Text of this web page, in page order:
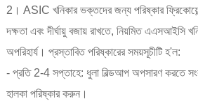
2। ASIC খনিকার ভক্তদের জন্য পরিষ্কার
দক্ষতা এবং দীর্ঘায়ু বজায় রাখতে, নিয়মিত এএসআইসি
অপরিহার্য। প্রস্তাবিত পরিষ্কারের সময়সূচীটি হ'ল:
- প্রতি 2-4 সপ্তাহে: ধুলা বিল্ডআপ অপসারণ করতে
হালকা পরিষ্কার করুন।